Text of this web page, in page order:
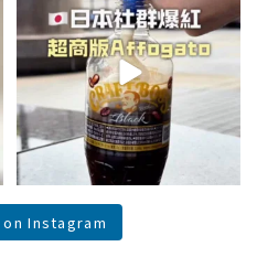
🏷️#吉推日本🇯🇵...
118 26
Instagram